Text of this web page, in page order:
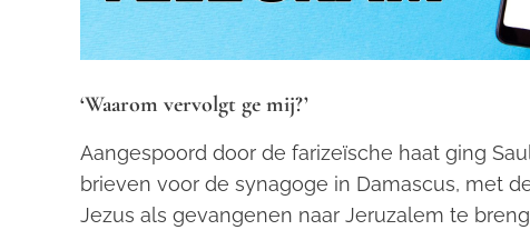
‘Waarom vervolgt ge mij?’
Aangespoord door de farizeïsche haat ging
brieven voor de synagoge in Damascus, met
Jezus als gevangenen naar Jeruzalem te